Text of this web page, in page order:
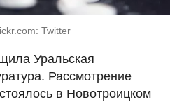
Twitter
Уральская
Рассмотрение
в Новотроицком